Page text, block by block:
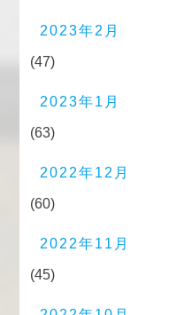
2023年2月
(47)
2023年1月
(63)
2022年12月
(60)
2022年11月
(45)